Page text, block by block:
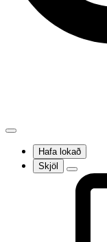
Hafa lokað
Skjöl